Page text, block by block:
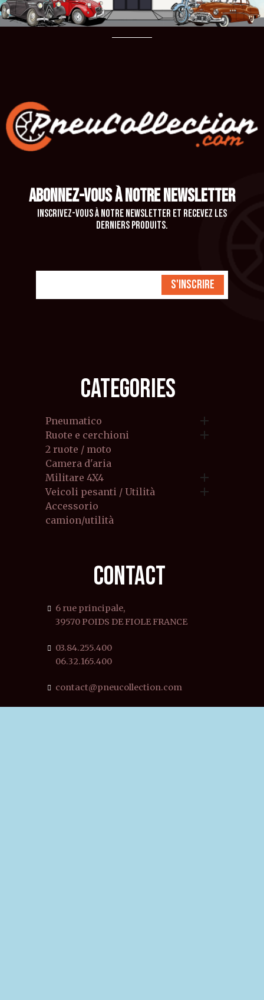
ABONNEZ-VOUS À NOTRE NEWSLETTER
Inscrivez-vous à notre newsletter et recevez les
derniers produits.
S'inscrire
CATEGORIES
Pneumatico 
Ruote e cerchioni 
2 ruote / moto
Camera d'aria
Militare 4X4

Veicoli pesanti / Utilità 
Accessorio
camion/utilità
CONTACT
6 rue principale,
39570 POIDS DE FIOLE FRANCE
03.84.255.400
06.32.165.400
contact@pneucollection.com